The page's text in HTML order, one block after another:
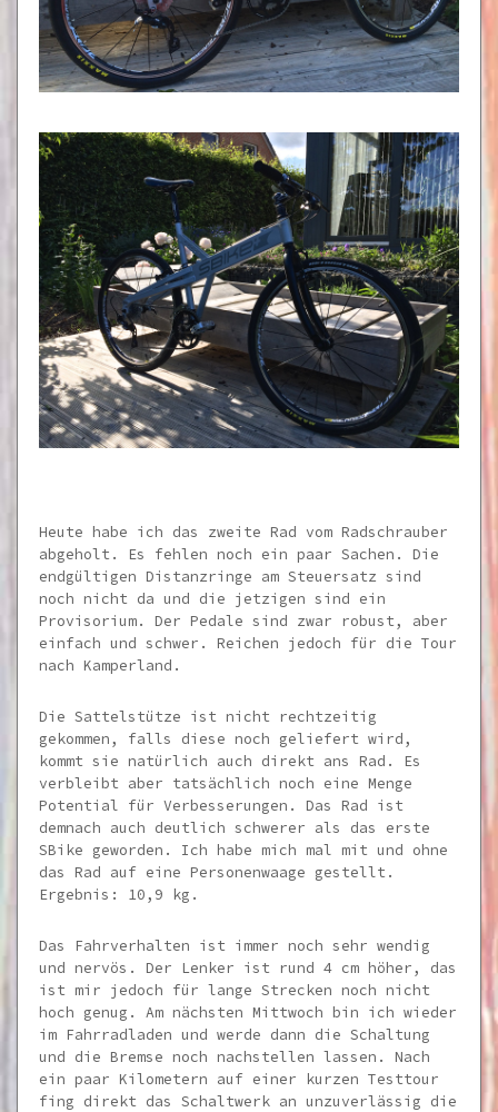
Heute habe ich das zweite Rad vom Radschrauber
abgeholt. Es fehlen noch ein paar Sachen. Die
endgültigen Distanzringe am Steuersatz sind
noch nicht da und die jetzigen sind ein
Provisorium. Der Pedale sind zwar robust, aber
einfach und schwer. Reichen jedoch für die Tour
nach Kamperland.
Die Sattelstütze ist nicht rechtzeitig
gekommen, falls diese noch geliefert wird,
kommt sie natürlich auch direkt ans Rad. Es
verbleibt aber tatsächlich noch eine Menge
Potential für Verbesserungen. Das Rad ist
demnach auch deutlich schwerer als das erste
SBike geworden. Ich habe mich mal mit und ohne
das Rad auf eine Personenwaage gestellt.
Ergebnis: 10,9 kg.
Das Fahrverhalten ist immer noch sehr wendig
und nervös. Der Lenker ist rund 4 cm höher, das
ist mir jedoch für lange Strecken noch nicht
hoch genug. Am nächsten Mittwoch bin ich wieder
im Fahrradladen und werde dann die Schaltung
und die Bremse noch nachstellen lassen. Nach
ein paar Kilometern auf einer kurzen Testtour
fing direkt das Schaltwerk an unzuverlässig die